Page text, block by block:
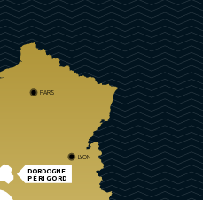
DORDOGNE
PÉRIGORD
PARIS
LYON